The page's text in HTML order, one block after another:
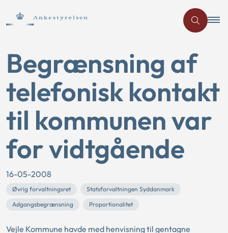
Begrænsning af
telefonisk kontakt
til kommunen var
for vidtgående
16-05-2008
Øvrig forvaltningsret
Statsforvaltningen Syddanmark
Adgangsbegrænsning
Proportionalitet
Vejle Kommune havde med henvisning til gentagne